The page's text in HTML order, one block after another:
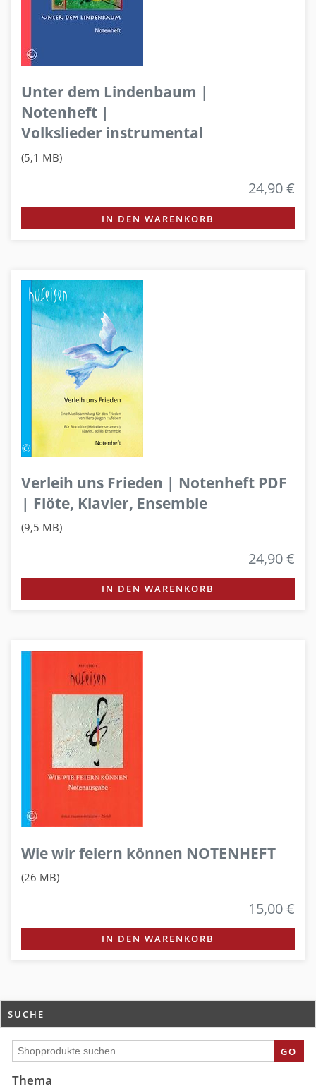
Unter dem Lindenbaum |
Notenheft |
Volkslieder instrumental
(5,1 MB)
24,90 €
IN DEN WARENKORB
Verleih uns Frieden | Notenheft PDF
| Flöte, Klavier, Ensemble
(9,5 MB)
24,90 €
IN DEN WARENKORB
Wie wir feiern können NOTENHEFT
(26 MB)
15,00 €
IN DEN WARENKORB
SUCHE
GO
Thema